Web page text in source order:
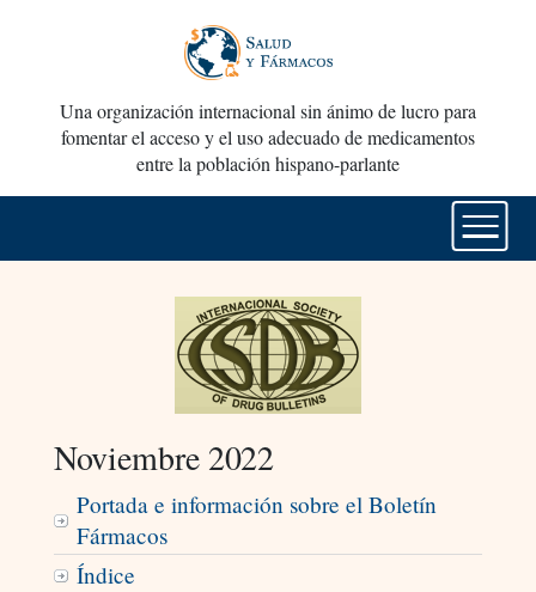
Una organización internacional sin ánimo de lucro para
fomentar el acceso y el uso adecuado de medicamentos
entre la población hispano-parlante
Noviembre 2022
Portada e información sobre el Boletín
Fármacos
Índice